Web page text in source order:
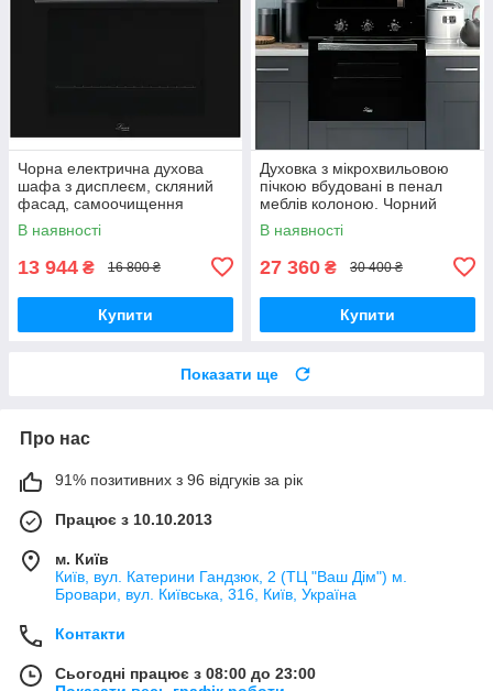
Чорна електрична духова
шафа з дисплеєм, скляний
фасад, самоочищення
LUXOR FR1180 BK
Німеччина
В наявності
13 944 ₴ 16 800 ₴
Купити
Духовка з мікрохвильовою
пічкою вбудовані в пенал
меблів колоною. Чорний
скляний фасад. 95 літрів
В наявності
27 360 ₴ 30 400 ₴
Купити
Показати ще
Про нас
91% позитивних з 96 відгуків за рік
Працює з 10.10.2013
м. Київ
Київ, вул. Катерини Гандзюк, 2 (ТЦ "Ваш Дім") м.
Бровари, вул. Київська, 316, Київ, Україна
Контакти
Сьогодні працює з 08:00 до 23:00